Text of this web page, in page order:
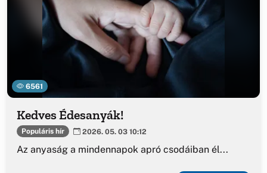
6561
Kedves Édesanyák!
Populáris hír 2026. 05. 03 10:12
Az anyaság a mindennapok apró csodáiban él...